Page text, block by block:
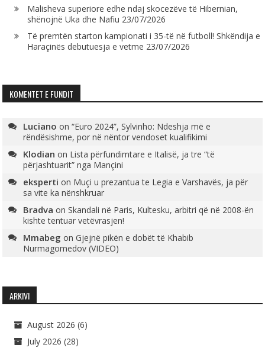
Malisheva superiore edhe ndaj skocezëve të Hibernian,
shënojnë Uka dhe Nafiu 23/07/2026
Të premtën starton kampionati i 35-të në futboll! Shkëndija e
Haraçinës debutuesja e vetme 23/07/2026
KOMENTET E FUNDIT
Luciano on“Euro 2024”, Sylvinho: Ndeshja më e
rëndësishme, por në nëntor vendoset kualifikimi
Klodian on Lista përfundimtare e Italisë, ja tre “të
përjashtuarit” nga Mançini
eksperti on Muçi u prezantua te Legia e Varshavës, ja për
sa vite ka nënshkruar
Bradva onSkandali në Paris, Kultesku, arbitri që në 2008-ën
kishte tentuar vetëvrasjen!
Mmabeg onGjejnë pikën e dobët të Khabib
Nurmagomedov (VIDEO)
ARKIVI
August 2026 (6)
July 2026 (28)